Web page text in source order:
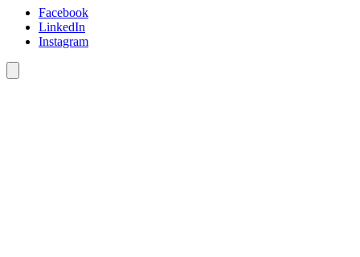
Facebook
LinkedIn
Instagram